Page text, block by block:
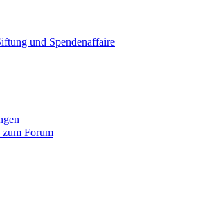
und Spendenaffaire
Forum